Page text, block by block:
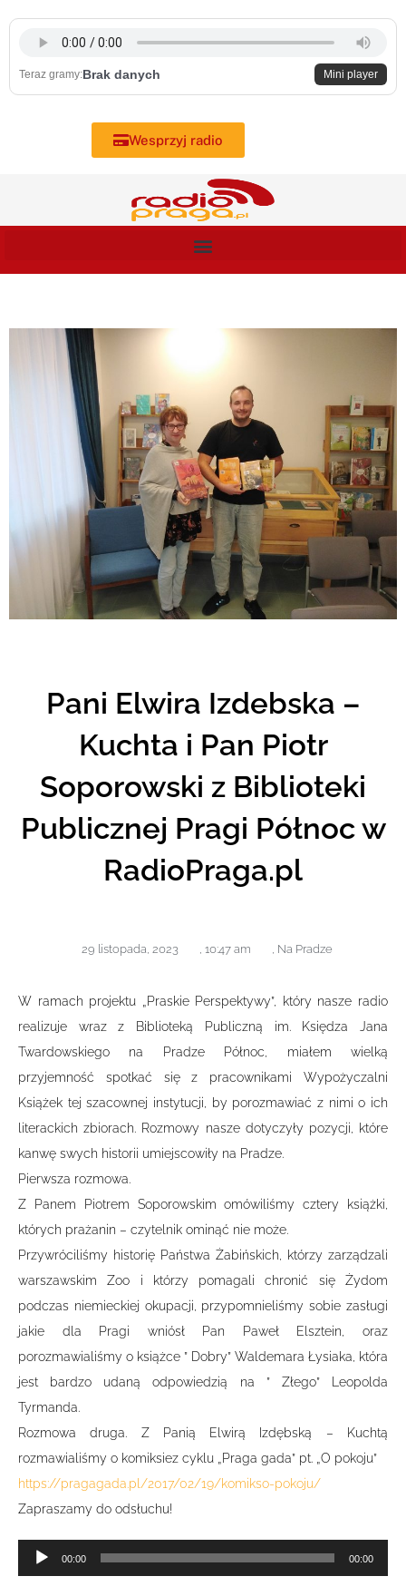
content
Teraz gramy:Brak danych Mini player
Wesprzyj radio
Pani Elwira Izdebska –
Kuchta i Pan Piotr
Soporowski z Biblioteki
Publicznej Pragi Północ w
RadioPraga.pl
29 listopada, 2023 , 10:47 am , Na Pradze
W ramach projektu „Praskie Perspektywy”, który nasze radio
realizuje wraz z Biblioteką Publiczną im. Księdza Jana
Twardowskiego na Pradze Północ, miałem wielką
przyjemność spotkać się z pracownikami Wypożyczalni
Książek tej szacownej instytucji, by porozmawiać z nimi o ich
literackich zbiorach. Rozmowy nasze dotyczyły pozycji, które
kanwę swych historii umiejscowiły na Pradze.
Pierwsza rozmowa.
Z Panem Piotrem Soporowskim omówiliśmy cztery książki,
których prażanin – czytelnik ominąć nie może.
Przywróciliśmy historię Państwa Żabińskich, którzy zarządzali
warszawskim Zoo i którzy pomagali chronić się Żydom
podczas niemieckiej okupacji, przypomnieliśmy sobie zasługi
jakie dla Pragi wniósł Pan Paweł Elsztein, oraz
porozmawialiśmy o książce ” Dobry” Waldemara Łysiaka, która
jest bardzo udaną odpowiedzią na ” Złego” Leopolda
Tyrmanda.
Rozmowa druga. Z Panią Elwirą Izdębską – Kuchtą
rozmawialiśmy o komiksiez cyklu „Praga gada” pt. „O pokoju”
https://pragagada.pl/2017/02/19/komikso-pokoju/
Zapraszamy do odsłuchu!
Odtwarzacz
plików
00:00 00:00